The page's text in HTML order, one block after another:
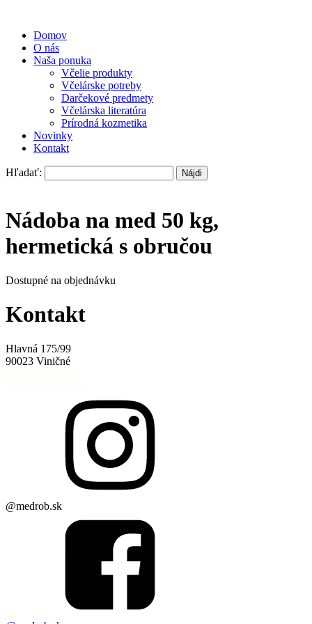
Domov
O nás
Naša ponuka
Včelie produkty
Včelárske potreby
Darčekové predmety
Včelárska literatúra
Prírodná kozmetika
Novinky
Kontakt
Hľadať:
Nádoba na med 50 kg,
hermetická s obručou
Dostupné na objednávku
Kontakt
Hlavná 175/99
90023 Viničné
@medrob.sk